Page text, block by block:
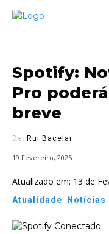
Spotify:
Pro
breve
De: Rui Bacelar
19 Fevereiro, 2025
Atualizado em: 13 de
Atualidade Notícias